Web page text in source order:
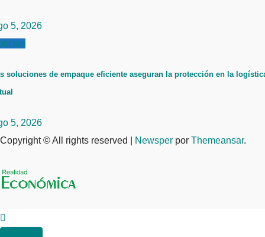
5, 2026
soluciones de empaque eficiente aseguran la protección en la
5, 2026
Copyright © All rights reserved
Newsper por Themeansar.